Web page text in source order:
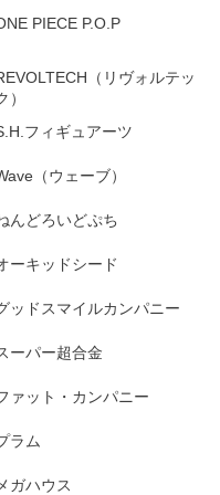
PIECE P.O.P
（リヴォルテッ
）
フィギュアーツ
（ウェーブ）
んどろいどぷち
ーキッドシード
ッドスマイルカンパニー
ーパー超合金
ァット・カンパニー
ラム
メガハウス